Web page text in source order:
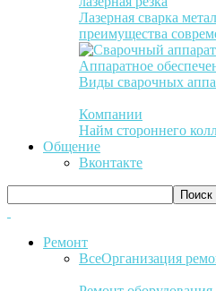
Лазерная сварка
преимущества
Аппаратное
Виды сварочных
Компании
Найм стороннего
Общение
Вконтакте
Ремонт
ВсеОрганизация